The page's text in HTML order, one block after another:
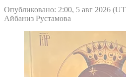
Опубликовано: 2:00, 5 авг 2026
Айбаниз Рустамова